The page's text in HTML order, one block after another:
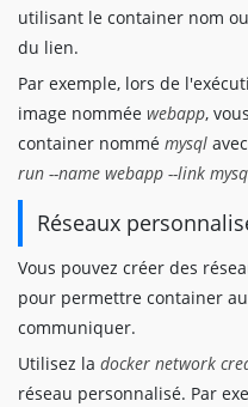
utilisant le container nom
du lien.
Par exemple, lors de
image nommée webapp,
container nommé mysql
run --name webapp --link
Réseaux
Vous pouvez créer des
pour permettre container
communiquer.
Utilisez la docker network
réseau personnalisé. Par